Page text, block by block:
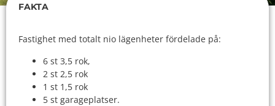
FAKTA
Fastighet med totalt nio lägenheter fördelade på:
6 st 3,5 rok,
2 st 2,5 rok
1 st 1,5 rok
5 st garageplatser.